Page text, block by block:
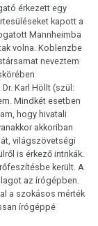
érkezett egy
kapott a
Mannheimba
volna. Koblenzbe
neveztem
Karl Höllt (szül:
Mindkét esetben
hogy hivatali
akkoriban
világszövetségi
is érkező intrikák.
került. A
az írógépben.
a szokásos mérték
írógéppé